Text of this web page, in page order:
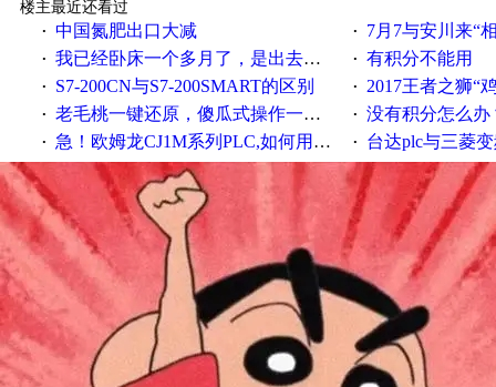
楼主最近还看过
· 中国氮肥出口大减 · 7月7与安川来“
· 我已经卧床一个多月了，是出去安装机械手在高速遭遇车祸所致:大家工作都要特别注意啊 · 有积分不能用
· S7-200CN与S7-200SMART的区别 · 2017王者之狮“鸡”情签到
· 老毛桃一键还原，傻瓜式操作一键轻松备份还原；程序为向导式安装，一键即可实现自动备份或还原系统。 · 没有积分怎么办
· 急！欧姆龙CJ1M系列PLC,如何用时间控制变频器。要求时间在组态王中可以自由输入！拜托各位大神了！ · 台达plc与三菱